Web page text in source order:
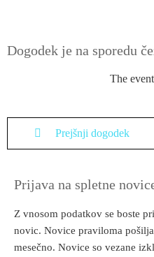
Dogodek je na sporedu
The
Prejšnji dogodek
Prijava na spletne
Z vnosom podatkov se boste
novic. Novice praviloma
mesečno. Novice so vezane